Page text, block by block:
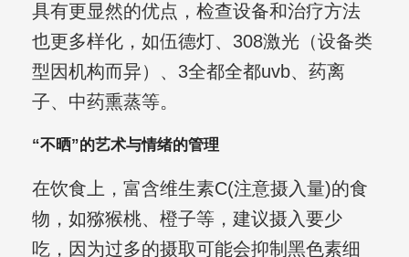
具有更显然的优点，检查设备和治疗方法
也更多样化，如伍德灯、308激光（设备类
型因机构而异）、3全都全都uvb、药离
子、中药熏蒸等。
“不晒”的艺术与情绪的管理
在饮食上，富含维生素C(注意摄入量)的食
物，如猕猴桃、橙子等，建议摄入要少
吃，因为过多的摄取可能会抑制黑色素细